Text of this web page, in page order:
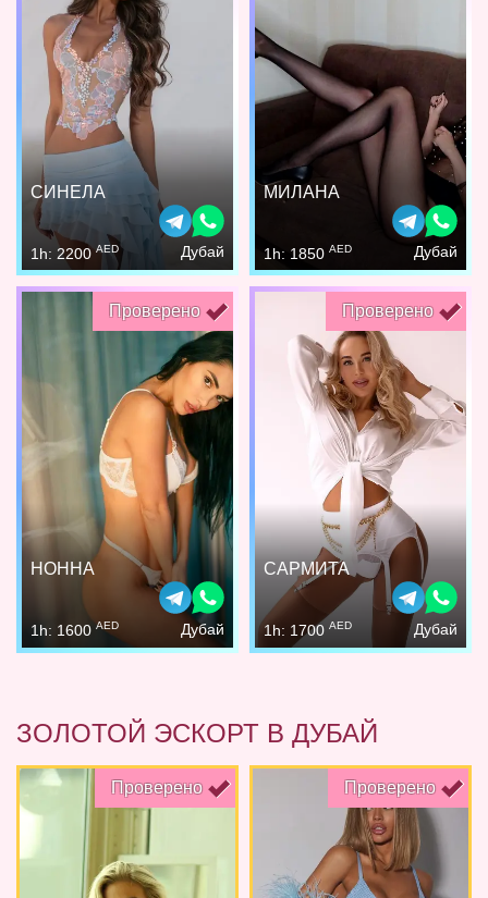
СИНЕЛА
1h: 2200AED Дубай
МИЛАНА
1h: 1850 AED Дубай
Проверено
НОННА
1h: 1600 AED Дубай
Проверено
САРМИТА
1h: 1700 AED Дубай
ЗОЛОТОЙ ЭСКОРТ В ДУБАЙ
Проверено Проверено